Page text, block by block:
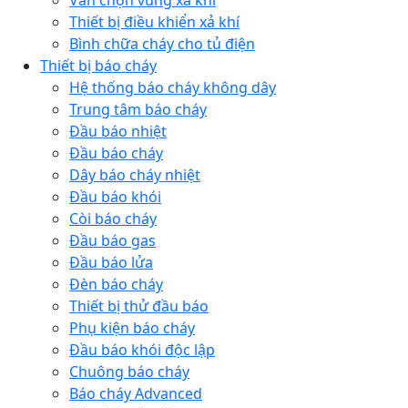
Thiết bị điều khiển xả khí
Bình chữa cháy cho tủ điện
Thiết bị báo cháy
Hệ thống báo cháy không dây
Trung tâm báo cháy
Đầu báo nhiệt
Đầu báo cháy
Dây báo cháy nhiệt
Đầu báo khói
Còi báo cháy
Đầu báo gas
Đầu báo lửa
Đèn báo cháy
Thiết bị thử đầu báo
Phụ kiện báo cháy
Đầu báo khói độc lập
Chuông báo cháy
Báo cháy Advanced